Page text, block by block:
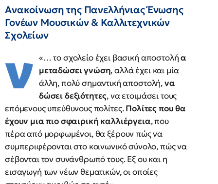
Ανακοίνωση της Πανελλήνιας Ένωσης
Γονέων Μουσικών & Καλλιτεχνικών
Σχολείων
«… το σχολείο έχει βασική αποστολή
ν
α
μεταδώσει γνώση, αλλά έχει και μία
άλλη, πολύ σημαντική αποστολή,να
δώσει δεξιότητες, να ετοιμάσει τους
επόμενους υπεύθυνους πολίτες.Πολίτες που θα
έχουν μια πιοσφαιρική καλλιέργεια, που
πέρα από μορφωμένοι, θα ξέρουν πώς να
συμπεριφέρονται στο κοινωνικό σύνολο, πώς να
σέβονται τον συνάνθρωπό τους. Εξ ου και η
εισαγωγή των νέων θεματικών, οι οποίες